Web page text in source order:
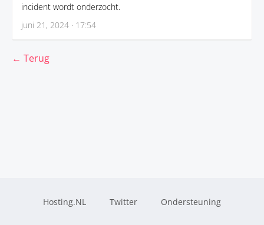
incident wordt onderzocht.
juni 21, 2024 · 17:54
← Terug
Hosting.NL Twitter Ondersteuning